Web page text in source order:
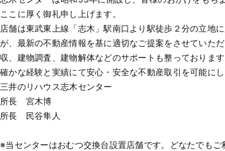
ここに厚く御礼申し上げます。
店舗は東武東上線「志木」駅南口より駅徒歩２分の立地
が、最新の不動産情報を基に適切なご提案をさせていた
収、建物調査、建物解体などのサポートも整っております
確かな経験と実績にて安心・安全な不動産取引を可能に
三井のリハウス志木センター
所長 宮木博
所長 民谷隼人
※当センターはおむつ交換台設置店舗です。どなたでも